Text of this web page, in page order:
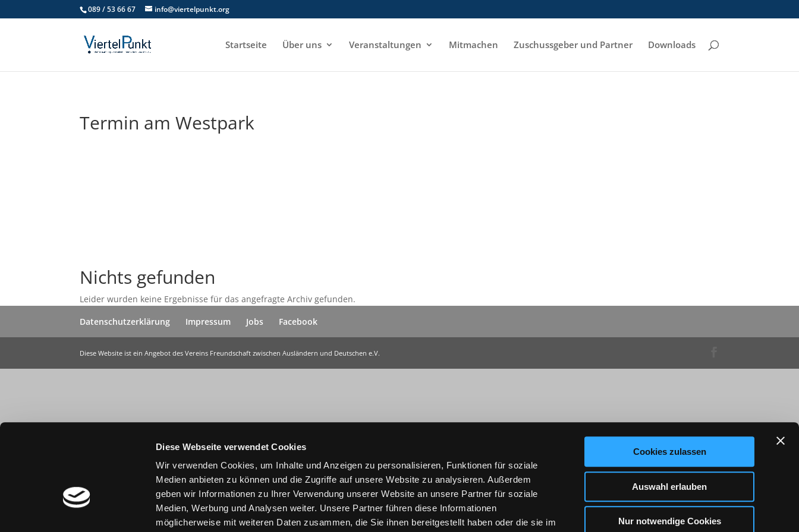
Diese Webseite verwendet Cookies
Wir verwenden Cookies, um Inhalte und Anzeigen zu personalisieren, Funktionen für soziale
Medien anbieten zu können und die Zugriffe auf unsere Website zu analysieren. Außerdem
geben wir Informationen zu Ihrer Verwendung unserer Website an unsere Partner für soziale
Medien, Werbung und Analysen weiter. Unsere Partner führen diese Informationen
möglicherweise mit weiteren Daten zusammen, die Sie ihnen bereitgestellt haben oder die sie im
Cookies zulassen
Auswahl erlauben
Nur notwendige Cookies
089 / 53 66 67 info@viertelpunkt.org
Startseite Über uns Veranstaltungen Mitmachen Zuschussgeber und Partner Downloads
Termin amWestpark
Nichts gefunden
Leider wurden keine Ergebnisse für das angefragte Archiv gefunden.
Datenschutzerklärung
Impressum Jobs Facebook
Diese Website ist ein Angebot des Vereins Freundschaft zwischen Ausländern und Deutschen e.V.